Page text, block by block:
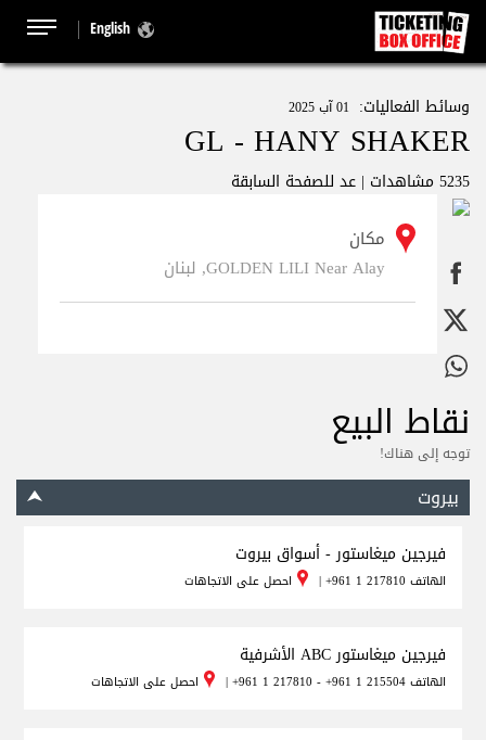
English
وسائط الفعاليات:
GL - HANY SHAKER
5235 مشاهدات | عد للصفحة السابقة
مكان
GOLDEN LILI Near Alay, لبنان
نقاط البيع
توجه إلى هناك!
بيروت
فيرجين ميغاستور - أسواق بيروت
الهاتف +961 1 217810
| احصل على الاتجاهات
فيرجين ميغاستور ABC الأشرفية
الهاتف+961 1 217810 - +961 1 215504
| احصل على الاتجاهات